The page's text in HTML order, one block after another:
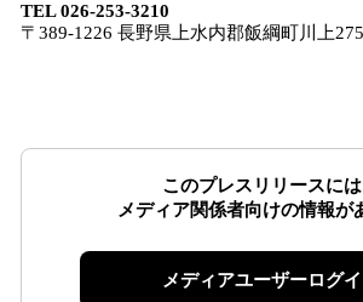
TEL 026-253-3210
〒389-1226 長野県上水内郡飯綱町川上
このプレスリリースには
メディア関係者向けの情報が
メディアユーザーログ